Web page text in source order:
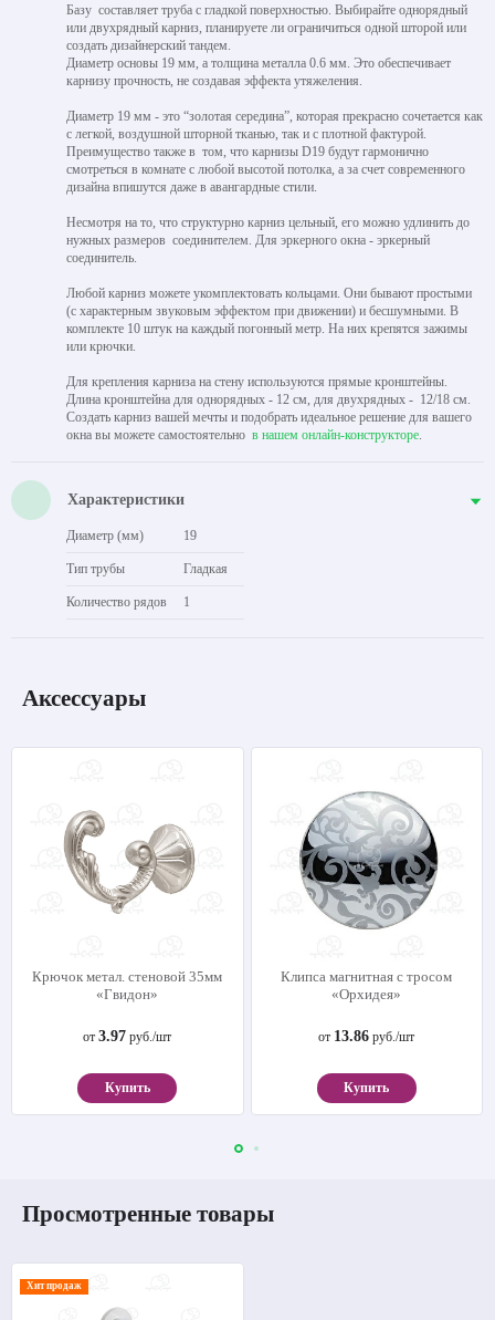
Базу составляет труба с гладкой поверхностью. Выбирайте однорядный
или двухрядный карниз, планируете ли ограничиться одной шторой или
создать дизайнерский тандем.
Диаметр основы 19 мм, а толщина металла 0.6 мм. Это обеспечивает
карнизу прочность, не создавая эффекта утяжеления.
Диаметр 19 мм - это “золотая середина”, которая прекрасно сочетается как
с легкой, воздушной шторной тканью, так и с плотной фактурой.
Преимущество также в том, что карнизы D19 будут гармонично
смотреться в комнате с любой высотой потолка, а за счет современного
дизайна впишутся даже в авангардные стили.
Несмотря на то, что структурно карниз цельный, его можно удлинить до
нужных размеров соединителем. Для эркерного окна - эркерный
соединитель.
Любой карниз можете укомплектовать кольцами. Они бывают простыми
(с характерным звуковым эффектом при движении) и бесшумными. В
комплекте 10 штук на каждый погонный метр. На них крепятся зажимы
или крючки.
Для крепления карниза на стену используются прямые кронштейны.
Длина кронштейна для однорядных - 12 см, для двухрядных - 12/18 см.
Создать карниз вашей мечты и подобрать идеальное решение для вашего
окна вы можете самостоятельно в нашем онлайн-конструкторе.
Характеристики
Диаметр (мм) 19
Тип трубы Гладкая
Количество рядов 1
Аксессуары
Крючок метал. стеновой 35мм
«Гвидон»
от3.97 руб./шт
Купить
Клипса магнитная с тросом
«Орхидея»
от 13.86 руб./шт
Купить
Просмотренные товары
Хит продаж